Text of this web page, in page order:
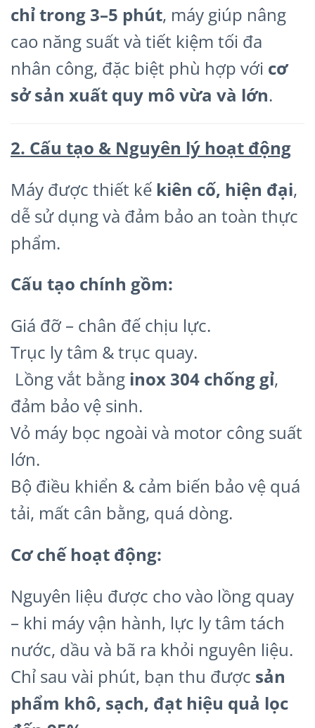
chỉ trong 3–5 phút, máy giúp nâng
cao năng suất và tiết kiệm tối đa
nhân công, đặc biệt phù hợp với cơ
sở sản xuất quy mô vừa và lớn.
2. Cấu tạo & Nguyên lý hoạt động
Máy được thiết kế kiên cố, hiện đại,
dễ sử dụng và đảm bảo an toàn thực
phẩm.
Cấu tạo chính gồm:
Giá đỡ – chân đế chịu lực.
Trục ly tâm & trục quay.
Lồng vắt bằng inox 304 chống gỉ,
đảm bảo vệ sinh.
Vỏ máy bọc ngoài và motor công suất
lớn.
Bộ điều khiển & cảm biến bảo vệ quá
tải, mất cân bằng, quá dòng.
Cơ chế hoạt động:
Nguyên liệu được cho vào lồng quay
– khi máy vận hành, lực ly tâm tách
nước, dầu và bã ra khỏi nguyên liệu.
Chỉ sau vài phút, bạn thu được sản
phẩm khô, sạch, đạt hiệu quả lọc